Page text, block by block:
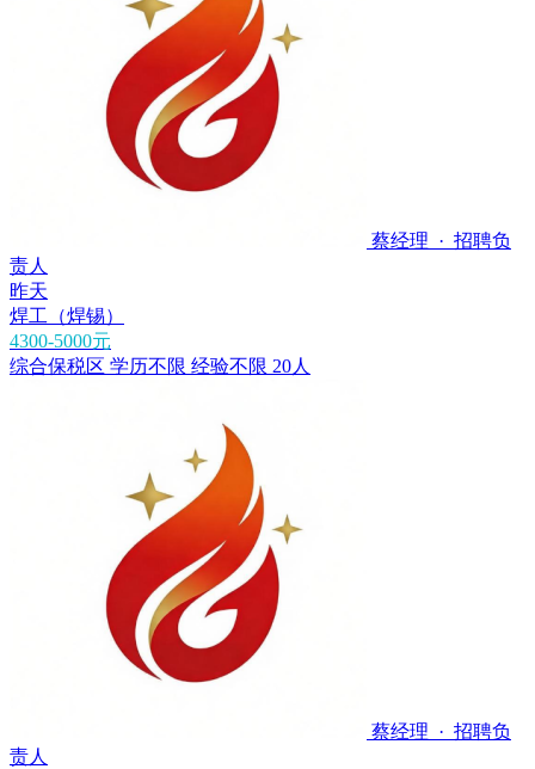
蔡经理 · 招聘负
责人
昨天
焊工（焊锡）
4300-5000元
综合保税区 学历不限 经验不限 20人
蔡经理 · 招聘负
责人